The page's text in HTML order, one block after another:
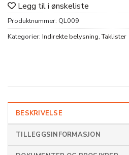
Legg til i ønskeliste
Produktnummer: QL009
Kategorier: Indirekte belysning,Taklister
BESKRIVELSE
TILLEGGSINFORMASJON